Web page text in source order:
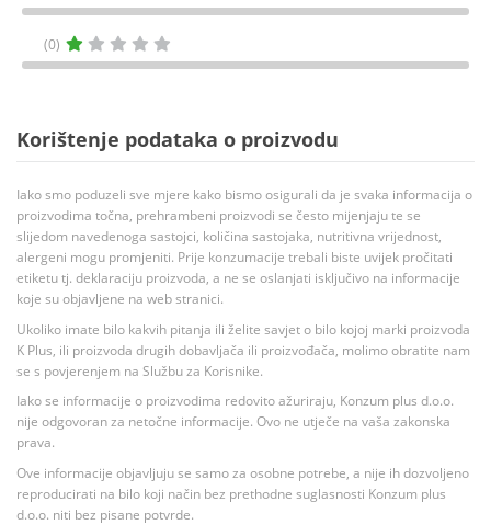
(0)
Korištenje podataka o proizvodu
Iako smo poduzeli sve mjere kako bismo osigurali da je svaka informacija o
proizvodima točna, prehrambeni proizvodi se često mijenjaju te se
slijedom navedenoga sastojci, količina sastojaka, nutritivna vrijednost,
alergeni mogu promjeniti. Prije konzumacije trebali biste uvijek pročitati
etiketu tj. deklaraciju proizvoda, a ne se oslanjati isključivo na informacije
koje su objavljene na web stranici.
Ukoliko imate bilo kakvih pitanja ili želite savjet o bilo kojoj marki proizvoda
K Plus, ili proizvoda drugih dobavljača ili proizvođača, molimo obratite nam
se s povjerenjem na Službu za Korisnike.
Iako se informacije o proizvodima redovito ažuriraju, Konzum plus d.o.o.
nije odgovoran za netočne informacije. Ovo ne utječe na vaša zakonska
prava.
Ove informacije objavljuju se samo za osobne potrebe, a nije ih dozvoljeno
reproducirati na bilo koji način bez prethodne suglasnosti Konzum plus
d.o.o. niti bez pisane potvrde.